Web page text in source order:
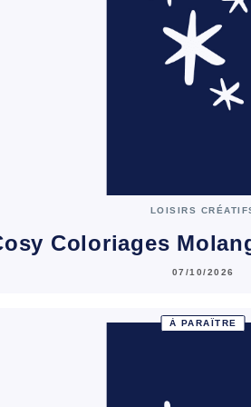
LOISIRS
Coloriages
07/10/2026
À PARAÎTRE